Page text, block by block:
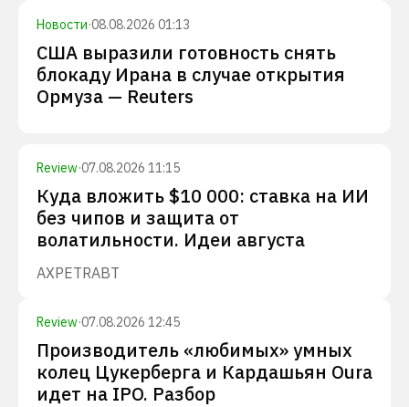
Новости·08.08.2026 01:13
США выразили готовность снять
блокаду Ирана в случае открытия
Ормуза — Reuters
Review·07.08.2026 11:15
Куда вложить $10 000: ставка на ИИ
без чипов и защита от
волатильности. Идеи августа
AXPETRABT
Review·07.08.2026 12:45
Производитель «любимых» умных
колец Цукерберга и Кардашьян Oura
идет на IPO. Разбор